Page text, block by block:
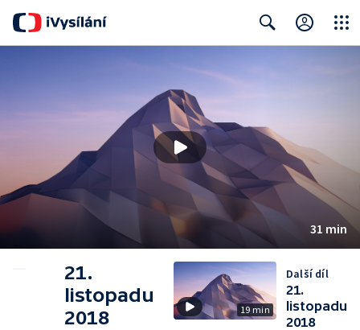
31 min
21.
listopadu
2018
19 min
Další díl
21.
listopadu
2018